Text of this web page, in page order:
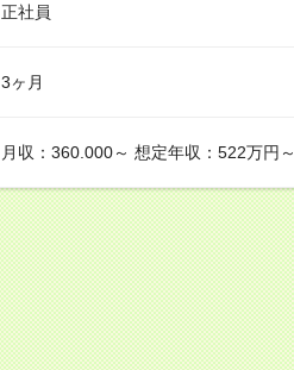
正社員
3ヶ月
月収：360.000～ 想定年収：522万円